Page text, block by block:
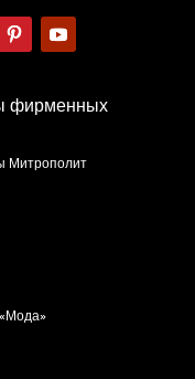
фирменных
Митрополит